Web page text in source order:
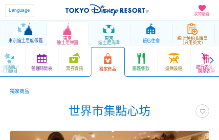
我的最愛
Language
東京迪士尼度假區
東京
迪士尼樂園
東京
迪士尼海洋
飯店住宿
線上預約＆購票
（只用英文）
別活動／
魅力節目 營運時間表 票券資訊 獨家商品 園區餐飲 遊樂設施 遊行表演／
娛樂表演
獨家商品
世界市集點心坊